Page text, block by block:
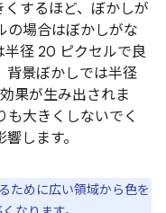
するほど、ぼかしが
の場合はぼかしがな
半径 20 ピクセルで良
背景ぼかしでは半径
果が生み出されま
も大きくしないでく
します。
ために広い領域から色を